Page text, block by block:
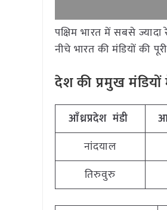
पक्षिम भारत में सबसे
नीचे भारत की मंडियों की
देश की प्रमुख
आँध्रप्रदेश मंडी
नांदयाल
तिरुवुरु